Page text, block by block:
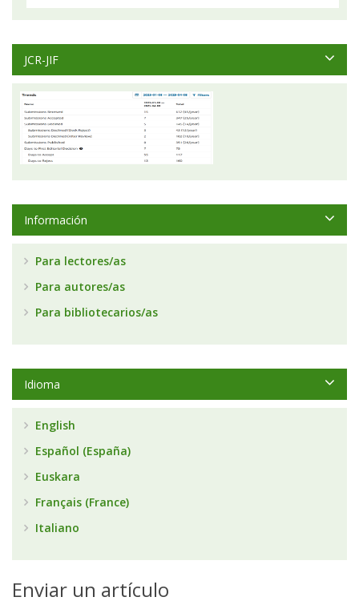
JCR-JIF
Información
Para lectores/as
Para autores/as
Para bibliotecarios/as
Idioma
English
Español (España)
Euskara
Français (France)
Italiano
Enviar un artículo